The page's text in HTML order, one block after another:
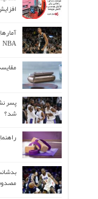
NBA
پسر
شد؟